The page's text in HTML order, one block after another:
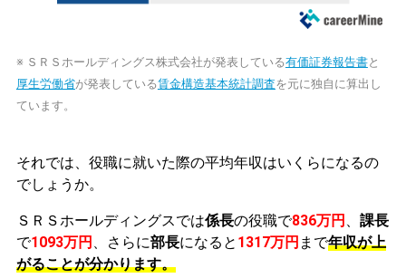
※ ＳＲＳホールディングス株式会社が発表している有価証券報告書と
厚生労働省が発表している賃金構造基本統計調査を元に独自に算出し
ています。
それでは、役職に就いた際の平均年収はいくらになるの
でしょうか。
ＳＲＳホールディングスでは係長の役職で836万円
課長
で1093万円 、さらに部長になると 1317万円 まで年収が上
がることが分かります。